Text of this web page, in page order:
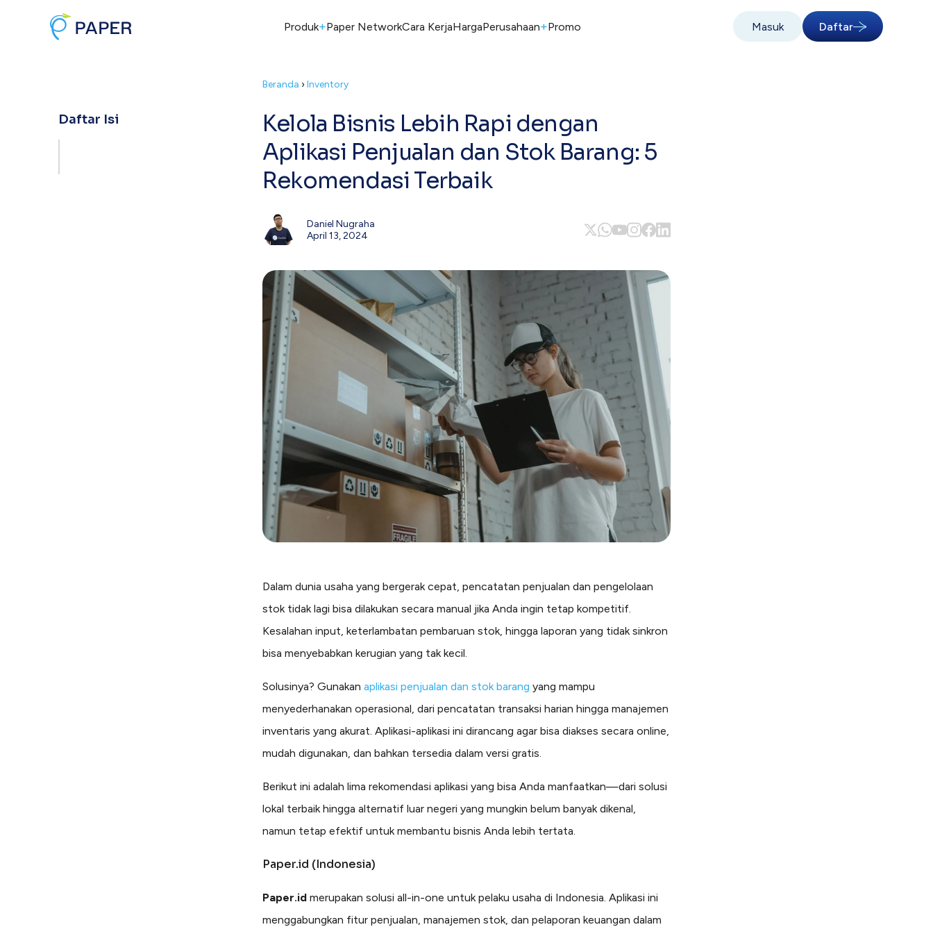
Produk+Paper NetworkCara KerjaHargaPerusahaan+Promo Masuk Daftar
Daftar Isi
Beranda › Inventory
Kelola Bisnis Lebih Rapi dengan
Aplikasi Penjualan dan Stok Barang: 5
Rekomendasi Terbaik
Daniel Nugraha
April 13, 2024
Dalam dunia usaha yang bergerak cepat, pencatatan penjualan dan pengelolaan
stok tidak lagi bisa dilakukan secara manual jika Anda ingin tetap kompetitif.
Kesalahan input, keterlambatan pembaruan stok, hingga laporan yang tidak sinkron
bisa menyebabkan kerugian yang tak kecil.
Solusinya? Gunakan aplikasi penjualan dan stok barang yang mampu
menyederhanakan operasional, dari pencatatan transaksi harian hingga manajemen
inventaris yang akurat. Aplikasi-aplikasi ini dirancang agar bisa diakses secara online,
mudah digunakan, dan bahkan tersedia dalam versi gratis.
Berikut ini adalah lima rekomendasi aplikasi yang bisa Anda manfaatkan—dari solusi
lokal terbaik hingga alternatif luar negeri yang mungkin belum banyak dikenal,
namun tetap efektif untuk membantu bisnis Anda lebih tertata.
Paper.id (Indonesia)
Paper.id merupakan solusi all-in-one untuk pelaku usaha di Indonesia. Aplikasi ini
menggabungkan fitur penjualan, manajemen stok, dan pelaporan keuangan dalam